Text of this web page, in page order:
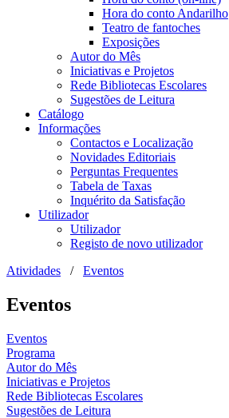
Hora do conto Andarilho
Teatro de fantoches
Exposições
Autor do Mês
Iniciativas e Projetos
Rede Bibliotecas Escolares
Sugestões de Leitura
Catálogo
Informações
Contactos e Localização
Novidades Editoriais
Perguntas Frequentes
Tabela de Taxas
Inquérito da Satisfação
Utilizador
Utilizador
Registo de novo utilizador
Atividades
/ Eventos
Eventos
Eventos
Programa
Autor do Mês
Iniciativas e Projetos
Rede Bibliotecas Escolares
Sugestões de Leitura